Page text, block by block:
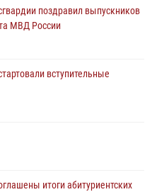
связи войск
поздравил выпускников
МВД России
вступительные
итоги абитуриентских